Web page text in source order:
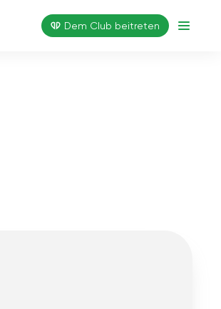
Dem Club beitreten